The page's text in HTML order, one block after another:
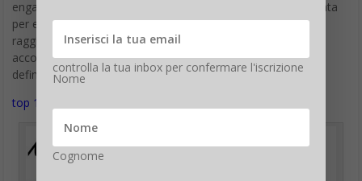
engagement (like, repost e commenti). La classifica è ordinata
per engagement ovvero in base al numero di interazioni
raggiunte con tutti i post fatti durante la serata da ciascuna
account. Cliccando potete scaricare la TOP 100 in alta
definizione.
top 100 Influencer for Elon Musk
controlla la tua inbox per confermare l'iscrizione
Nome
Cognome